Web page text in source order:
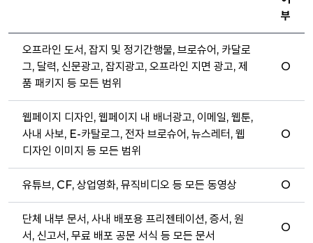
부
오프라인 도서, 잡지 및 정기간행물, 브로슈어, 카달로
그, 달력, 신문광고, 잡지광고, 오프라인 지면 광고, 제
품 패키지 등 모든 범위
O
웹페이지 디자인, 웹페이지 내 배너광고, 이메일, 웹툰,
사내 사보, E-카탈로그, 전자 브로슈어, 뉴스레터, 웹
디자인 이미지 등 모든 범위
O
유튜브, CF, 상업영화, 뮤직비디오 등 모든 동영상 O
단체 내부 문서, 사내 배포용 프리젠테이션, 증서, 원
서, 신고서, 무료 배포 공문 서식 등 모든 문서
O